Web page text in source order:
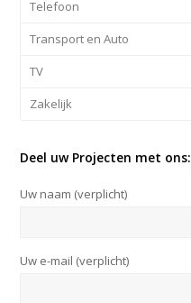
Telefoon
Transport en Auto
TV
Zakelijk
Deel uw Projecten met ons:
Uw naam (verplicht)
Uw e-mail (verplicht)